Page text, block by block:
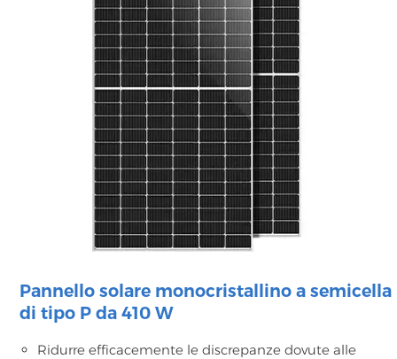
Pannello solare monocristallino a semicella
di tipo P da 410 W
Ridurre efficacemente le discrepanze dovute alle